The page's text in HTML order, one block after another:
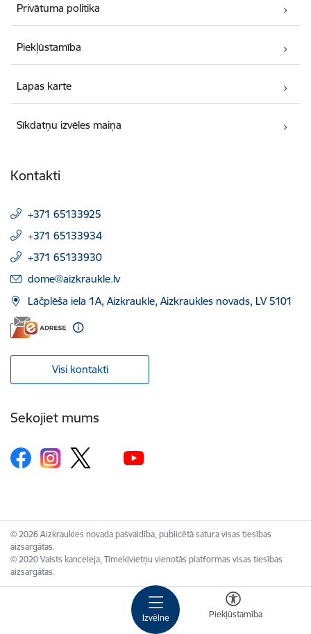
Izvēlne Piekļūstamība
Privātuma politika
Piekļūstamība
Lapas karte
Sīkdatņu izvēles maiņa
Kontakti
+371 65133925
+371 65133934
+371 65133930
E-pasts:
dome@aizkraukle.lv
Lāčplēša iela 1A, Aizkraukle, Aizkraukles novads, LV 5101
Visi kontakti
Sekojiet mums
© 2026 Aizkraukles novada pašvaldība, publicētā satura visas tiesības
aizsargātas.
© 2020 Valsts kanceleja, Tīmekļvietņu vienotās platformas visas tiesības
aizsargātas.